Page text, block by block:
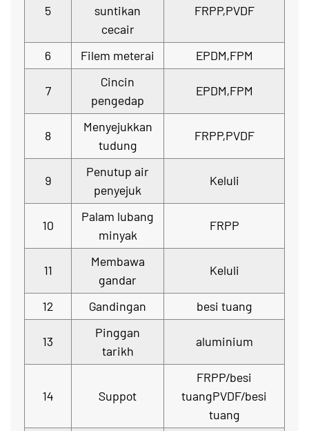
5
suntikan
cecair
FRPP,PVDF
6 Filem meterai EPDM,FPM
7
Cincin
pengedap
EPDM,FPM
8
Menyejukkan
tudung
FRPP,PVDF
9
Penutup air
penyejuk
Keluli
10
Palam lubang
minyak
FRPP
11
Membawa
gandar
Keluli
12 Gandingan besi tuang
13
Pinggan
tarikh
aluminium
14 Suppot
FRPP/besi
tuangPVDF/besi
tuang